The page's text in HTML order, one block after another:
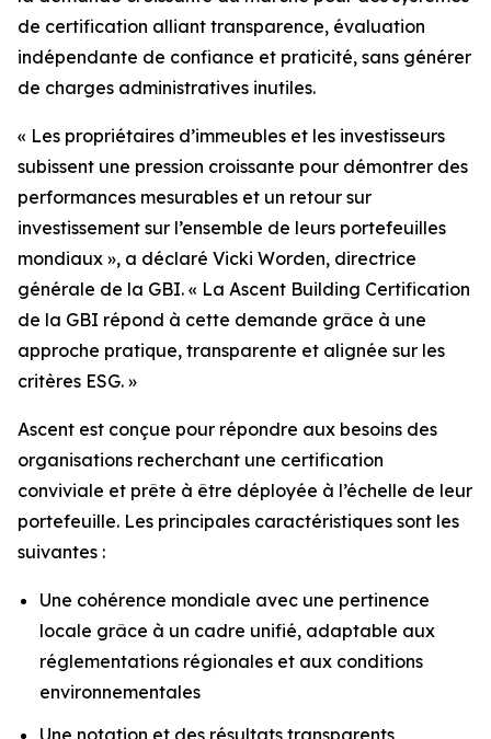
de certification alliant transparence, évaluation
indépendante de confiance et praticité, sans générer
de charges administratives inutiles.
« Les propriétaires d’immeubles et les investisseurs
subissent une pression croissante pour démontrer des
performances mesurables et un retour sur
investissement sur l’ensemble de leurs portefeuilles
mondiaux », a déclaré Vicki Worden, directrice
générale de la GBI. « La Ascent Building Certification
de la GBI répond à cette demande grâce à une
approche pratique, transparente et alignée sur les
critères ESG. »
Ascent est conçue pour répondre aux besoins des
organisations recherchant une certification
conviviale et prête à être déployée à l’échelle de leur
portefeuille. Les principales caractéristiques sont les
suivantes :
Une cohérence mondiale avec une pertinence
locale grâce à un cadre unifié, adaptable aux
réglementations régionales et aux conditions
environnementales
Une notation et des résultats transparents,